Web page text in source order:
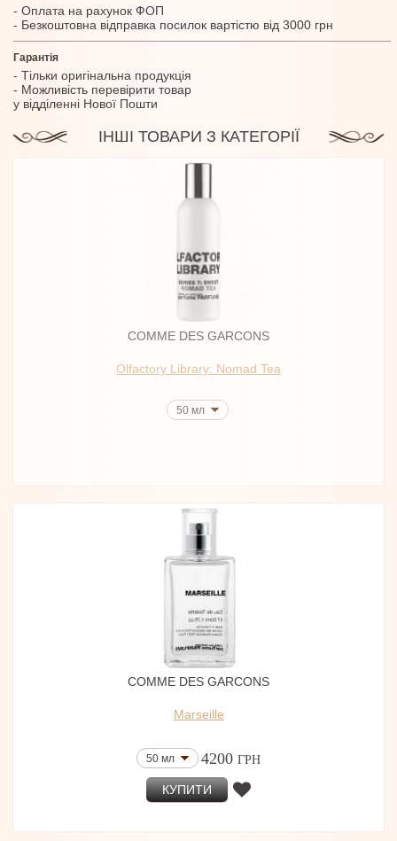
- Оплата на рахунок ФОП
- Безкоштовна відправка посилок вартістю від 3000 грн
Гарантія
- Тільки оригінальна продукція
- Можливість перевірити товар
у відділенні Нової Пошти
ІНШІ ТОВАРИ З КАТЕГОРІЇ
COMME DES GARCONS
Olfactory Library: Nomad Tea
50 мл
COMME DES GARCONS
Marseille
50 мл 4200 ГРН
КУПИТИ